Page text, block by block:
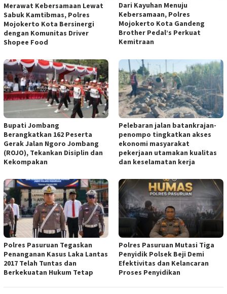
Merawat Kebersamaan Lewat
Sabuk Kamtibmas, Polres
Mojokerto Kota Bersinergi
dengan Komunitas Driver
Shopee Food
Dari Kayuhan Menuju
Kebersamaan, Polres
Mojokerto Kota Gandeng
Brother Pedal’s Perkuat
Kemitraan
Bupati Jombang
Berangkatkan 162 Peserta
Gerak Jalan Ngoro Jombang
(ROJO), Tekankan Disiplin dan
Kekompakan
Pelebaran jalan batankrajan-
penompo tingkatkan akses
ekonomi masyarakat
pekerjaan utamakan kualitas
dan keselamatan kerja
Polres Pasuruan Tegaskan
Penanganan Kasus Laka Lantas
2017 Telah Tuntas dan
Berkekuatan Hukum Tetap
Polres Pasuruan Mutasi Tiga
Penyidik Polsek Beji Demi
Efektivitas dan Kelancaran
Proses Penyidikan